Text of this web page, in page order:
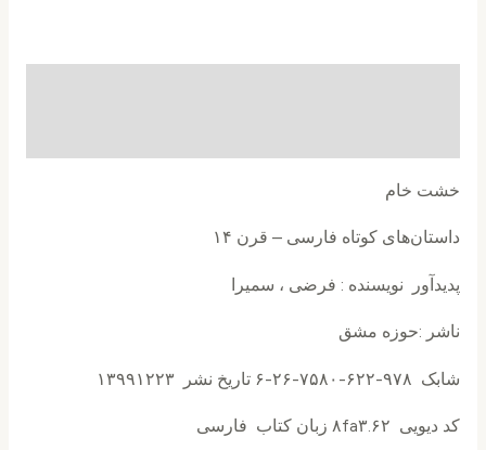
خشت خام
داستان‌های کوتاه فارسی – قرن ۱۴
پدیدآور نويسنده : فرضی ، سمیرا
ناشر :حوزه مشق
شابک ۹۷۸-۶۲۲-۷۵۸۰-۲۶-۶ تاریخ نشر ۱۳۹۹۱۲۲۳
کد دیویی ۸fa۳.۶۲ زبان کتاب فارسی